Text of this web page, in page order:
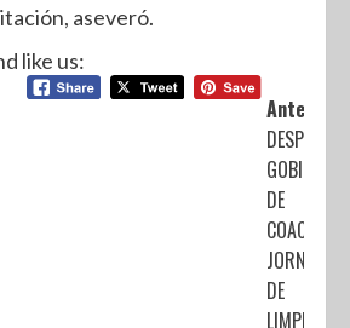
aseveró.
like us:
Anterior:
DESPLIEGA
GOBIERNO
DE
COACALCO
JORNADA
DE
LIMPIEZA